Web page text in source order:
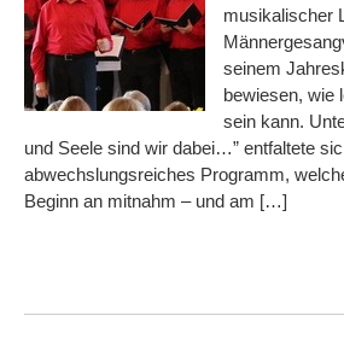
musikalischer
seinem
bewiesen, wie
sein kann.
und Seele sind wir dabei…” entfaltete
abwechslungsreiches Programm,
Beginn an mitnahm – und am […]